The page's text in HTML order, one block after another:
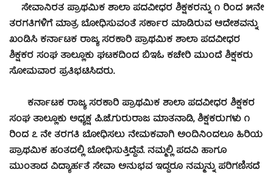
ಸೇವಾನಿರತ ಪ್ರಾಥಮಿಕ ಶಾಲಾ ಪದವೀಧರ ಶಿಕ್ಷಕರನ್ನು ೧ ರಿಂದ ೫ನೇ
ತರಗತಿಗಳಿಗೆ ಮಾತ್ರ ಬೋಧಿಸುವಂತೆ ಸರ್ಕಾರ ಮಾಡಿರುವ ಆದೇಶವನ್ನು
ಖಂಡಿಸಿ ಕರ್ನಾಟಕ ರಾಜ್ಯ ಸರಕಾರಿ ಪ್ರಾಥಮಿಕ ಶಾಲಾ ಪದವೀಧರ
ಶಿಕ್ಷಕರ ಸಂಘ ತಾಲ್ಲೂಕು ಘಟಕದಿಂದ ಬಿಇಓ ಕಚೇರಿ ಮುಂದೆ ಶಿಕ್ಷಕರು
ಸೋಮವಾರ ಪ್ರತಿಭಟಿಸಿದರು.
ಕರ್ನಾಟಕ ರಾಜ್ಯ ಸರಕಾರಿ ಪ್ರಾಥಮಿಕ ಶಾಲಾ ಪದವೀಧರ ಶಿಕ್ಷಕರ
ಸಂಘ ತಾಲ್ಲೂಕು ಅಧ್ಯಕ್ಷ ಪಿ.ಜೆ.ಗುರುರಾಜ ಮಾತನಾಡಿ, ಶಿಕ್ಷಕರುಗಳು ೧
ರಿಂದ ೭ ನೇ ತರಗತಿ ಬೋಧಿಸಲು ನೇಮಕವಾಗಿ ಅಂದಿನಿಂದಲೂ ಹಿರಿಯ
ಪ್ರಾಥಮಿಕ ಹಂತದಲ್ಲಿ ಬೋಧಿಸುತ್ತಿದ್ದೆವೆ. ನಮ್ಮಲ್ಲಿ ಪದವಿ ಹಾಗೂ
ಮುಂತಾದ ವಿದ್ಯಾರ್ಹತೆ ಸೇವಾ ಅನುಭವ ಇದ್ದರೂ ನಮ್ಮನ್ನು ಪರಿಗಣಿಸದೆ